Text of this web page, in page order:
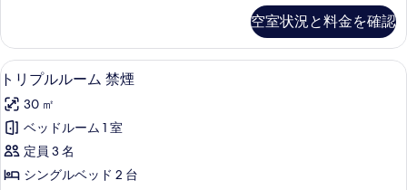
真
を
表
示
す
る
す
べ
て
の
写
真
の
詳
細
ド
(複
数
台)
禁
煙
の
メ
ン
ト
ッ
ド
数
台)
空室状況と料金を確認
ト
リ
プ
ル
ル
トリプルルーム 禁煙 | 低刺激性寝具
11
トリプルルーム 禁煙
30 ㎡
ベッドルーム 1 室
定員 3 名
シングルベッド 2 台